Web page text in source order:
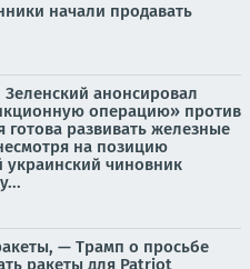
начали продавать
анонсировал
операцию» против
готова развивать железные
на позицию
чиновник
— Трамп о просьбе
ракеты для Patriot